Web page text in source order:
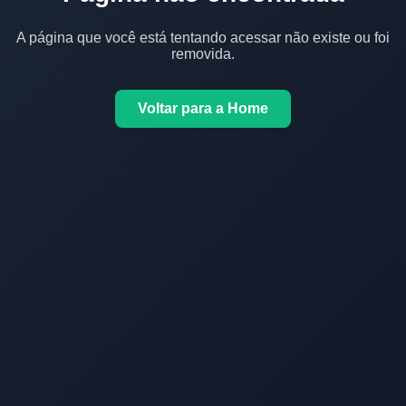
A página que você está tentando acessar não existe ou foi
removida.
Voltar para a Home